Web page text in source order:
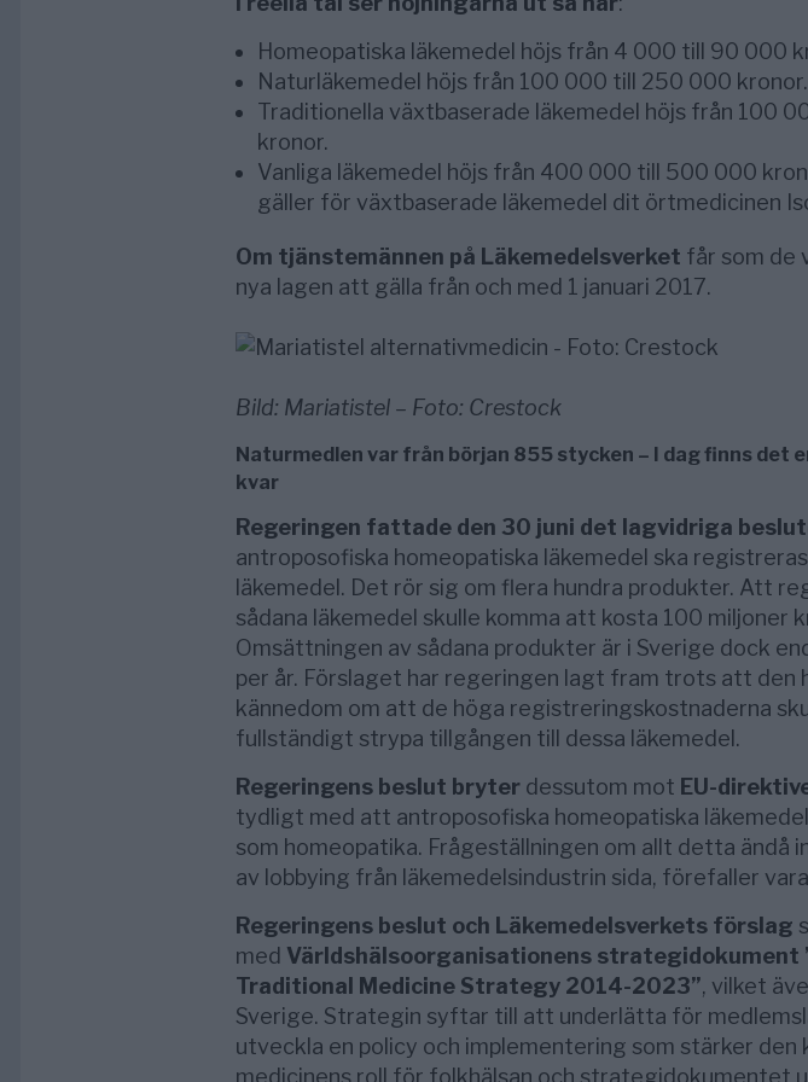
Homeopatiska läkemedel höjs från 4 000 till 90 000
Naturläkemedel höjs från 100 000 till 250 000 kronor.
Traditionella växtbaserade läkemedel höjs från 100
kronor.
Vanliga läkemedel höjs från 400 000 till 500 000
gäller för växtbaserade läkemedel dit örtmedicinen
Om tjänstemännen på Läkemedelsverket får som de
nya lagen att gälla från och med 1 januari 2017.
Bild: Mariatistel – Foto: Crestock
Naturmedlen var från början 855 stycken – I dag finns det
kvar
Regeringen fattade den 30 juni det lagvidriga
antroposofiska homeopatiska läkemedel ska
läkemedel. Det rör sig om flera hundra produkter. Att
sådana läkemedel skulle komma att kosta 100 miljoner
Omsättningen av sådana produkter är i Sverige dock
per år. Förslaget har regeringen lagt fram trots att den
kännedom om att de höga registreringskostnaderna
fullständigt strypa tillgången till dessa läkemedel.
Regeringens beslut bryterdessutom mot EU-
tydligt med att antroposofiska homeopatiska
som homeopatika. Frågeställningen om allt detta ändå
av lobbying från läkemedelsindustrin sida, förefaller
Regeringens beslut och Läkemedelsverkets förslag
med Världshälsoorganisationens strategidokument
Traditional Medicine Strategy 2014-2023”, vilket
Sverige. Strategin syftar till att underlätta för
utveckla en policy och implementering som stärker den
medicinens roll för folkhälsan och strategidokumentet